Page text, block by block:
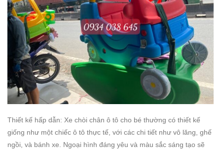
Thiết kế hấp dẫn: Xe chòi chân ô tô cho bé thường có thiết kế
giống như một chiếc ô tô thực tế, với các chi tiết như vô lăng, ghế
ngồi, và bánh xe. Ngoại hình đáng yêu và màu sắc sáng tạo sẽ